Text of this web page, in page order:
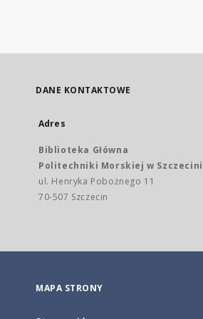
DANE KONTAKTOWE
Adres
Biblioteka Główna
Politechniki Morskiej w
ul. Henryka Pobożnego 11
70-507 Szczecin
MAPA STRONY